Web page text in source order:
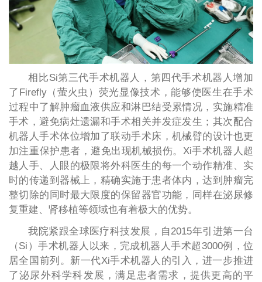
相比Si第三代手术机器人，第四代手术机器人增加
了Firefly（萤火虫）荧光显像技术，能够使医生在手术
过程中了解肿瘤血液供应和淋巴结受累情况，实施精准
手术，避免病灶遗漏和手术相关并发症发生；其次配合
机器人手术体位增加了联动手术床，机械臂的设计也更
加注重保护患者，避免出现机械损伤。Xi手术机器人超
越人手、人眼的极限将外科医生的每一个动作精准、实
时的传递到器械上，精确实施于患者体内，达到肿瘤完
整切除的同时最大限度的保留器官功能，同样在泌尿修
复重建、肾移植等领域也有着极大的优势。
我院紧跟全球医疗科技发展，自2015年引进第一台
（Si）手术机器人以来，完成机器人手术超3000例，位
居全国前列。新一代Xi手术机器人的引入，进一步推进
了泌尿外科学科发展，满足患者需求，提供更高的平